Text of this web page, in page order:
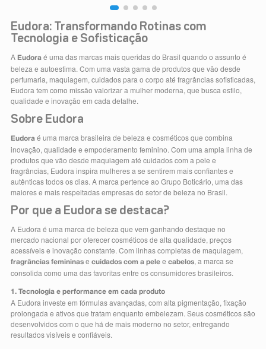
Eudora: Transformando Rotinas com
Tecnologia e Sofisticação
A Eudoraé uma das marcas mais queridas do Brasil quando o assunto é
beleza e autoestima. Com uma vasta gama de produtos que vão desde
perfumaria, maquiagem, cuidados para o corpo até fragrâncias sofisticadas,
Eudora tem como missão valorizar a mulher moderna, que busca estilo,
qualidade e inovação em cada detalhe.
Sobre Eudora
Eudoraé uma marca brasileira de beleza e cosméticos que combina
inovação, qualidade e empoderamento feminino. Com uma ampla linha de
produtos que vão desde maquiagem até cuidados com a pele e
fragrâncias, Eudora inspira mulheres a se sentirem mais confiantes e
autênticas todos os dias. A marca pertence ao Grupo Boticário, uma das
maiores e mais respeitadas empresas do setor de beleza no Brasil.
Por que a Eudora se destaca?
A Eudora é uma marca de beleza que vem ganhando destaque no
mercado nacional por oferecer cosméticos de alta qualidade, preços
acessíveis e inovação constante. Com linhas completas de maquiagem,
fragrâncias femininase cuidados com a pelee cabelos, a marca se
consolida como uma das favoritas entre os consumidores brasileiros.
1. Tecnologia e performance em cada produto
A Eudora investe em fórmulas avançadas, com alta pigmentação, fixação
prolongada e ativos que tratam enquanto embelezam. Seus cosméticos são
desenvolvidos com o que há de mais moderno no setor, entregando
resultados visíveis e confiáveis.